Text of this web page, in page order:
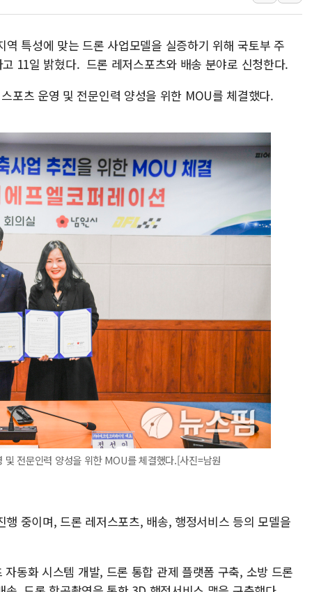
뉴욕증시 프리뷰, 美 고용 쇼크에 금리 인상 우려 후퇴…
[종합] 美 7월 고용 2만3000명 감소 '쇼크'…9월 금리 인
[사진] 이슬람 수니파 3개국, 공동방위협정 체결
보훈부, 미 DPAA와 MOU… "6·25 미군 실종자 7359명
특성에 맞는 드론 사업모델을 실증하기 위해 국토부 주
11일 밝혔다. 드론 레저스포츠와 배송 분야로 신청한다.
포츠 운영 및 전문인력 양성을 위한 MOU를 체결했다.
전문인력 양성을 위한 MOU를 체결했다.[사진=남원
중이며, 드론 레저스포츠, 배송, 행정서비스 등의 모델을
동화 시스템 개발, 드론 통합 관제 플랫폼 구축, 소방 드론